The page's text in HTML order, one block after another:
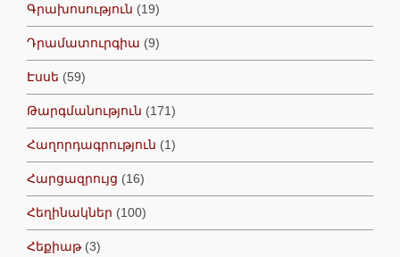
Գրախոսություն (19)
Դրամատուրգիա (9)
Էսսե (59)
Թարգմանություն (171)
Հաղորդագրություն (1)
Հարցազրույց (16)
Հեղինակներ (100)
Հեքիաթ(3)